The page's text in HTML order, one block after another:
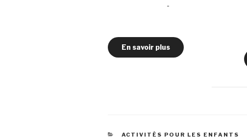
-
En savoir plus
CATÉGORIES
ACTIVITÉS POUR LES ENFANTS